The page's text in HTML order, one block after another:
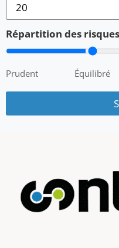
Répartition des risques
Prudent Équilibré